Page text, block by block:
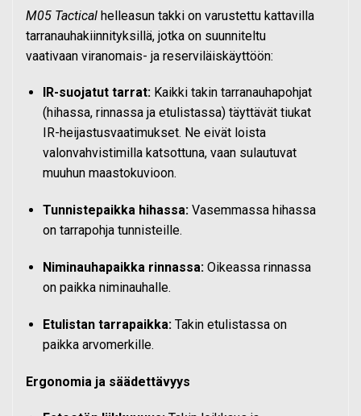
M05 Tactical helleasun takki on varustettu kattavilla
tarranauhakiinnityksillä, jotka on suunniteltu
vaativaan viranomais- ja reserviläiskäyttöön:
IR-suojatut tarrat:Kaikki takin tarranauhapohjat
(hihassa, rinnassa ja etulistassa) täyttävät tiukat
IR-heijastusvaatimukset. Ne eivät loista
valonvahvistimilla katsottuna, vaan sulautuvat
muuhun maastokuvioon.
Tunnistepaikka hihassa:Vasemmassa hihassa
on tarrapohja tunnisteille.
Niminauhapaikka rinnassa:Oikeassa rinnassa
on paikka niminauhalle.
Etulistan tarrapaikka:Takin etulistassa on
paikka arvomerkille.
Ergonomia ja säädettävyys